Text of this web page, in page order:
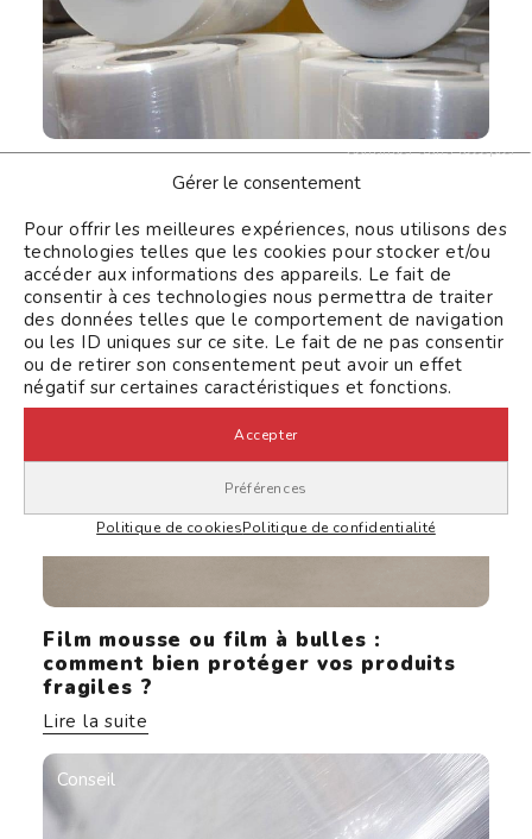
Gérer le consentement
Pour offrir les meilleures expériences, nous utilisons des
technologies telles que les cookies pour stocker et/ou
accéder aux informations des appareils. Le fait de
consentir à ces technologies nous permettra de traiter
des données telles que le comportement de navigation
ou les ID uniques sur ce site. Le fait de ne pas consentir
ou de retirer son consentement peut avoir un effet
négatif sur certaines caractéristiques et fonctions.
Accepter
Continuer sans accepter
Préférences
Politique de cookiesPolitique de confidentialité
Film pré-étiré vs étirable classique :
comment choisir selon votre cadence
de production ?
Lire la suite
Conseil
Film mousse ou film à bulles :
comment bien protéger vos produits
fragiles ?
Lire la suite
Conseil